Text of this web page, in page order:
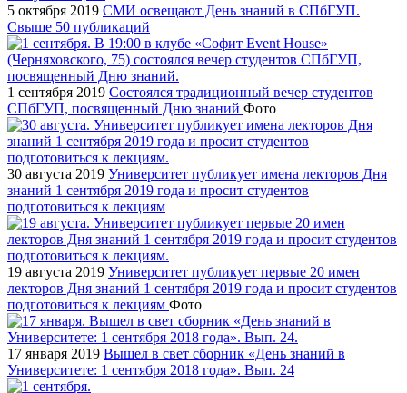
5 октября 2019 СМИ освещают День знаний в СПбГУП.
Свыше 50 публикаций
1 сентября 2019 Состоялся традиционный вечер студентов
СПбГУП, посвященный Дню знаний Фото
30 августа 2019 Университет публикует имена лекторов Дня
знаний 1 сентября 2019 года и просит студентов
подготовиться к лекциям
19 августа 2019 Университет публикует первые 20 имен
лекторов Дня знаний 1 сентября 2019 года и просит студентов
подготовиться к лекциям Фото
17 января 2019 Вышел в свет сборник «День знаний в
Университете: 1 сентября 2018 года». Вып. 24